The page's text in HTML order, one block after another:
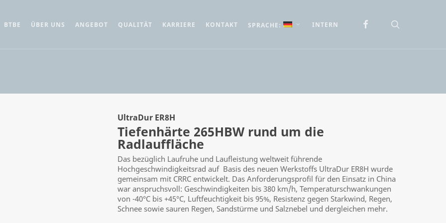
BTBE ÜBER UNS ANGEBOT QUALITÄT KARRIERE KONTAKT SPRACHE: INTERN FACEBOOK
UltraDur ER8H
Tiefenhärte 265HBW rund um die
Radlauffläche
Das bezüglich Laufruhe und Laufleistung weltweit führende
Hochgeschwindigkeitsrad auf Basis des neuen Werkstoffs UltraDur ER8H wurde
gemeinsam mit CRRC entwickelt. Das Anforderungsprofil für den Einsatz in China
war anspruchsvoll: Geschwindigkeiten bis 380 km/h, Temperaturschwankungen
von -40°C bis +45°C, Luftfeuchtigkeit bis 95%, Resistenz gegen Starkwind, Regen,
Schnee sowie sauren Regen, Sandstürme und Salznebel und dergleichen mehr.